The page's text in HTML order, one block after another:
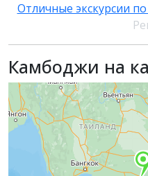
Отличные экскурсии
Камбоджи на